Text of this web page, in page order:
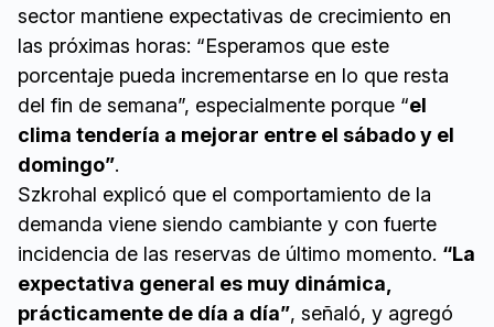
sector mantiene expectativas de crecimiento en
las próximas horas: “Esperamos que este
porcentaje pueda incrementarse en lo que resta
del fin de semana”, especialmente porque “el
clima tendería a mejorar entre el sábado y el
domingo”.
Szkrohal explicó que el comportamiento de la
demanda viene siendo cambiante y con fuerte
incidencia de las reservas de último momento. “La
expectativa general es muy dinámica,
prácticamente de día a día”, señaló, y agregó